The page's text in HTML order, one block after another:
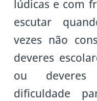
lúdicas e com
escutar
vezes não
deveres
ou deveres
dificuldade